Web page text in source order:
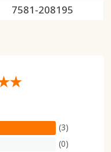
7581-208195
(3)
(0)